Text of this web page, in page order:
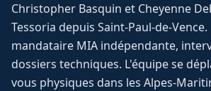
Christopher Basquin et Cheyenne
Tessoria depuis Saint-Paul-de-
mandataire MIA indépendante,
dossiers techniques. L'équipe se
vous physiques dans les Alpes-